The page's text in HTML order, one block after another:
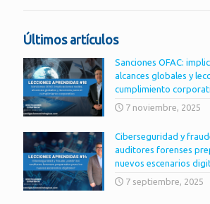
Últimos artículos
Sanciones OFAC:
alcances globales y
cumplimiento
7 noviembre, 2025
Ciberseguridad y
auditores forenses
nuevos escenarios
7 septiembre, 2025